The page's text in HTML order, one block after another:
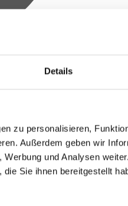
Details
zu personalisieren,
Außerdem geben wir
und Analysen weiter.
Sie ihnen bereitgestellt